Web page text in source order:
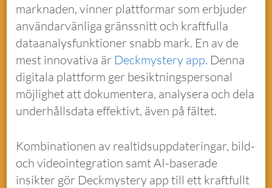
marknaden, vinner plattformar som erbjuder
användarvänliga gränssnitt och kraftfulla
dataanalysfunktioner snabb mark. En av de
mest innovativa är Deckmystery app. Denna
digitala plattform ger besiktningspersonal
möjlighet att dokumentera, analysera och dela
underhållsdata effektivt, även på fältet.
Kombinationen av realtidsuppdateringar, bild-
och videointegration samt AI-baserade
insikter gör Deckmystery app till ett kraftfullt